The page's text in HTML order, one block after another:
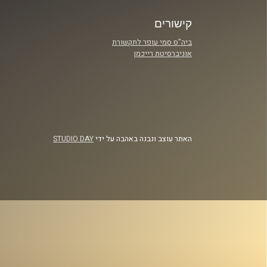
קישורים
ביה"ס סמי עופר לתקשורת
אוניברסיטת רייכמן
האתר עוצב ונבנה באהבה על ידיSTUDIO DAY